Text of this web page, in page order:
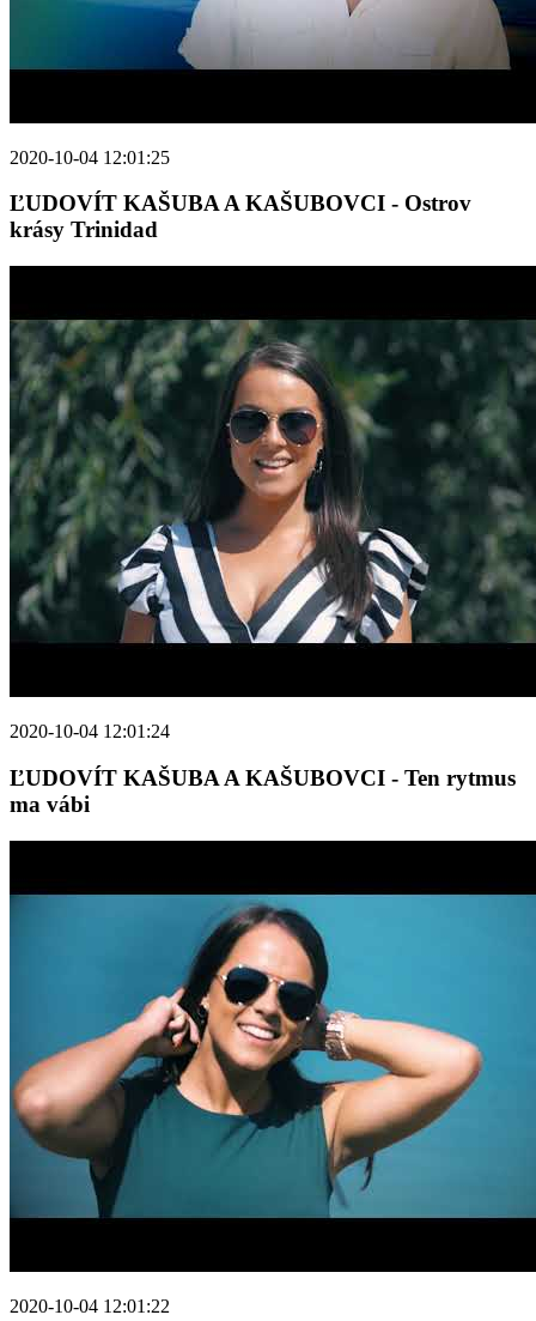
2020-10-04 12:01:25
ĽUDOVÍT KAŠUBA A KAŠUBOVCI - Ostrov
krásy Trinidad
2020-10-04 12:01:24
ĽUDOVÍT KAŠUBA A KAŠUBOVCI - Ten rytmus
ma vábi
2020-10-04 12:01:22